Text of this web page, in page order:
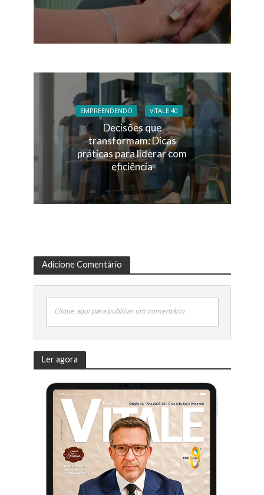
EMPREENDENDO VITALE 40
Decisões que
transformam: Dicas
práticas para liderar com
eficiência
Adicione Comentário
Clique aqui para publicar um comentário
Ler agora